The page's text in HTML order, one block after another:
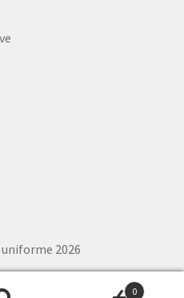
2026
0